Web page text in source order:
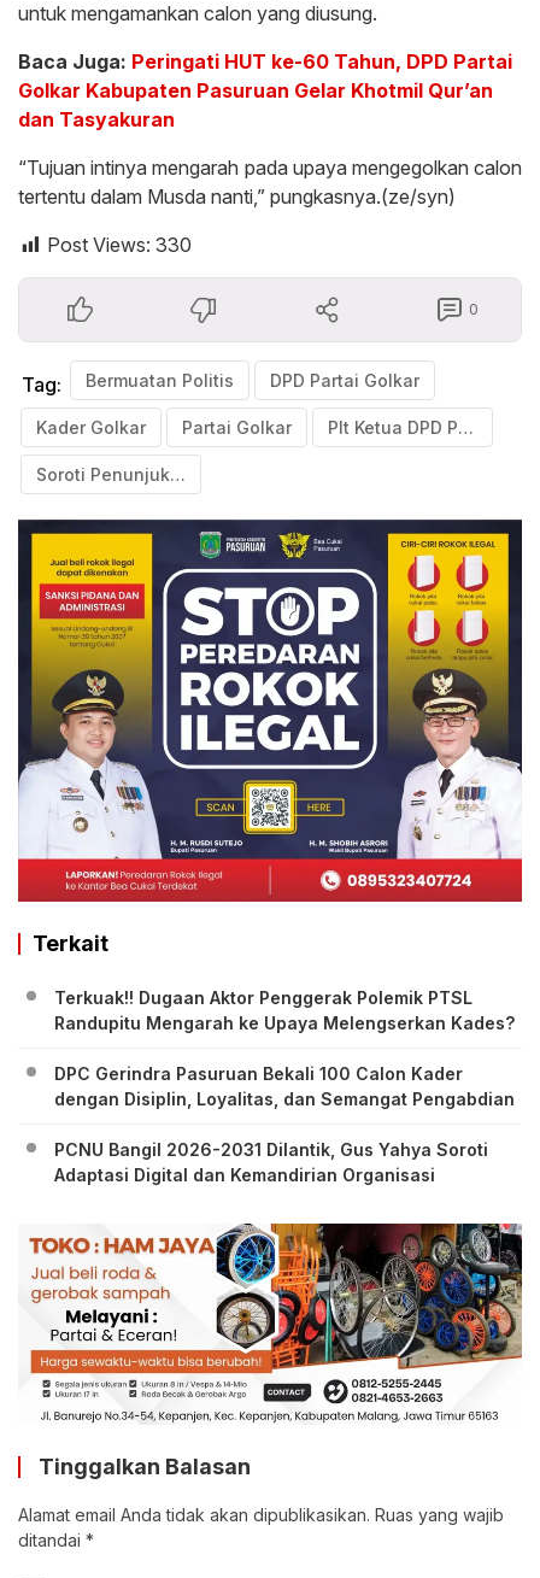
untuk mengamankan calon yang diusung.
Baca Juga: Peringati HUT ke-60 Tahun, DPD Partai
Golkar Kabupaten Pasuruan Gelar Khotmil Qur’an
dan Tasyakuran
“Tujuan intinya mengarah pada upaya mengegolkan calon
tertentu dalam Musda nanti,” pungkasnya.(ze/syn)
Post Views: 330
0
Tag: Bermuatan Politis DPD Partai Golkar
Kader Golkar Partai Golkar Plt Ketua DPD Pasuruan: Langgar Juklak
Soroti Penunjukan
Terkait
Terkuak!! Dugaan Aktor Penggerak Polemik PTSL
Randupitu Mengarah ke Upaya Melengserkan Kades?
DPC Gerindra Pasuruan Bekali 100 Calon Kader
dengan Disiplin, Loyalitas, dan Semangat Pengabdian
PCNU Bangil 2026-2031 Dilantik, Gus Yahya Soroti
Adaptasi Digital dan Kemandirian Organisasi
Tinggalkan Balasan
Alamat email Anda tidak akan dipublikasikan. Ruas yang wajib
ditandai *